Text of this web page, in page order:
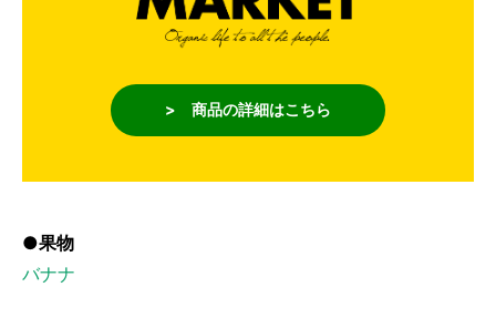
> 商品の詳細はこちら
●果物
バナナ